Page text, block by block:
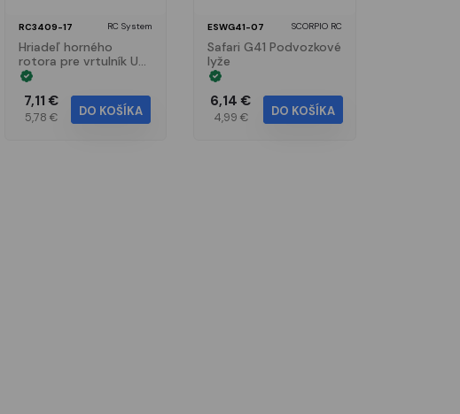
RC3409-17 RC System
Hriadeľ horného
rotora pre vrtulník US
Coast Guard
7,11 €
5,78 € DO KOŠÍKA
ESWG41-07 SCORPIO RC
Safari G41 Podvozkové
lyže
6,14 €
4,99 € DO KOŠÍKA